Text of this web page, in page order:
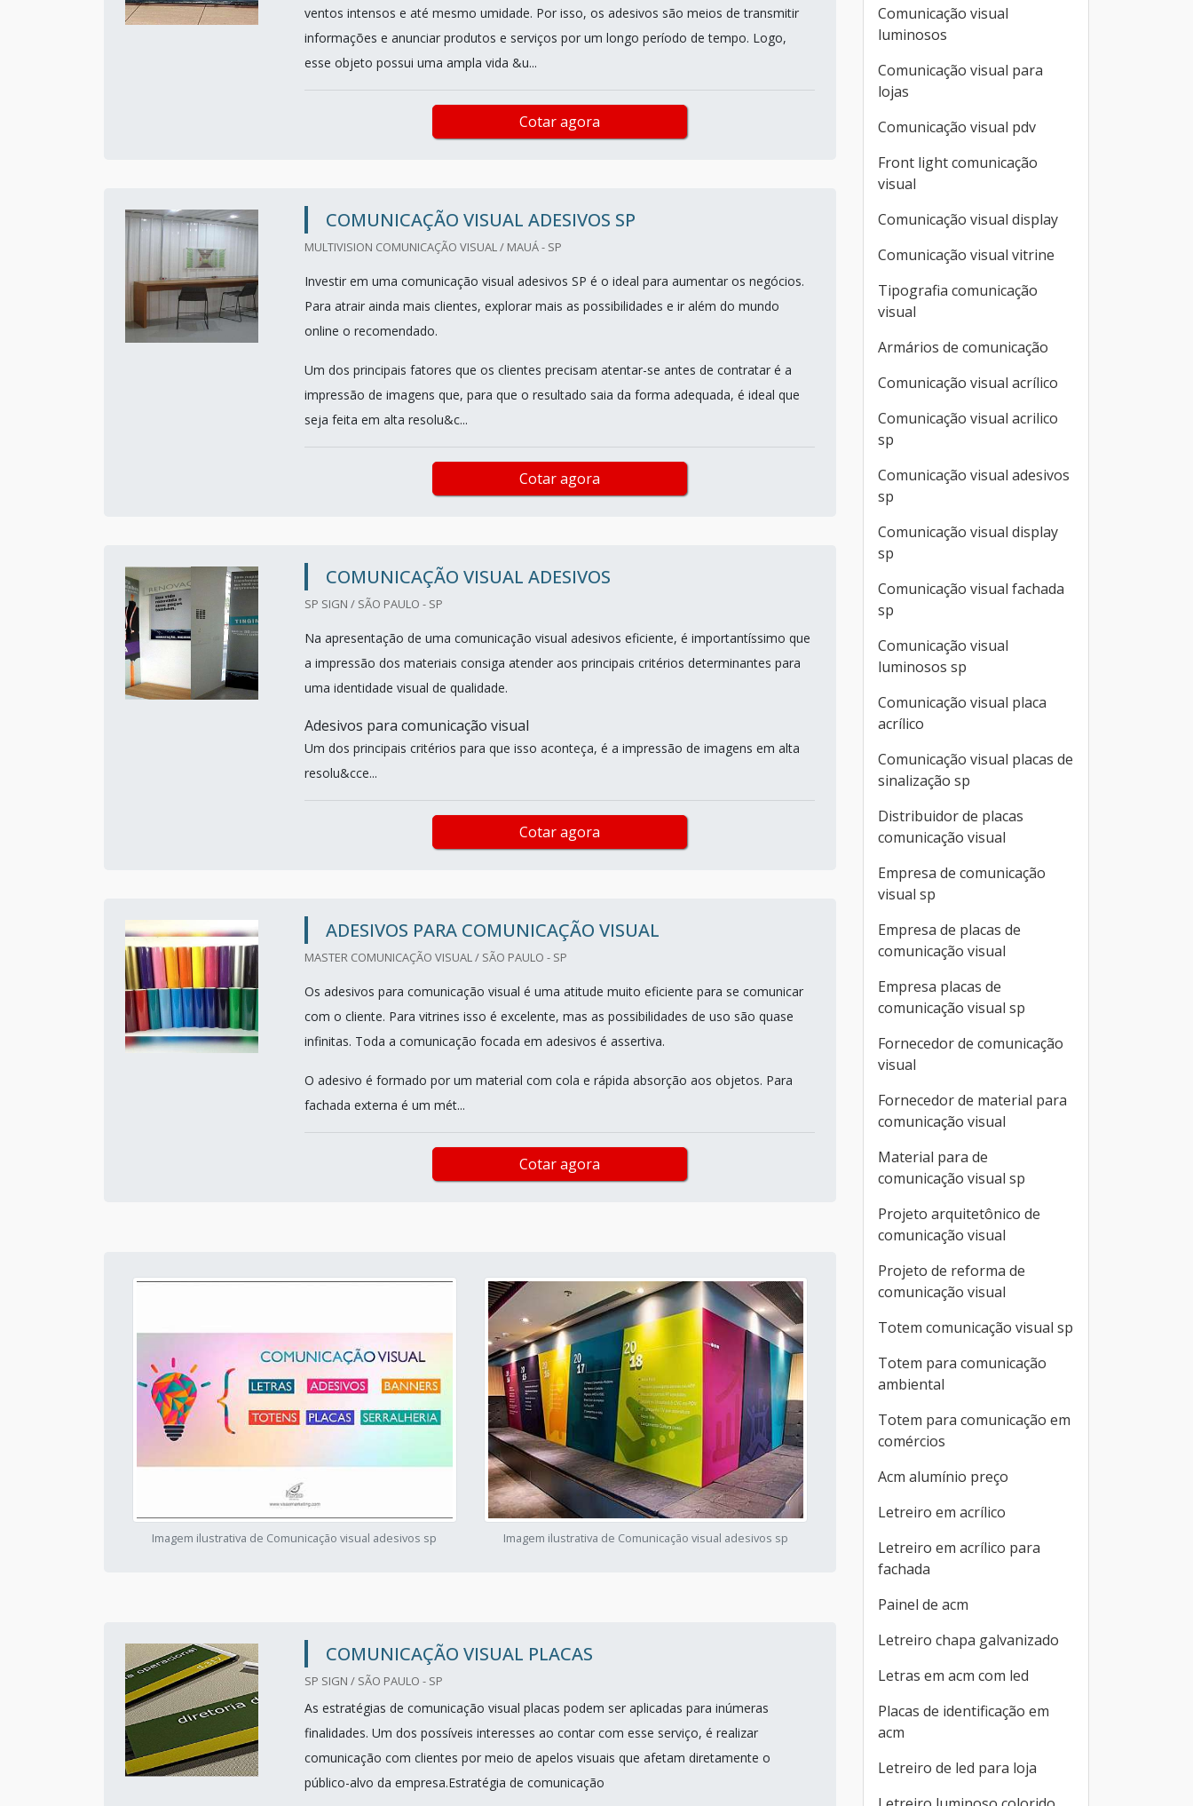
ventos intensos e até mesmo umidade. Por isso, os adesivos são meios de transmitir
informações e anunciar produtos e serviços por um longo período de tempo. Logo,
esse objeto possui uma ampla vida &u...
Cotar agora
COMUNICAÇÃO VISUAL ADESIVOS SP
MULTIVISION COMUNICAÇÃO VISUAL / MAUÁ - SP
Investir em uma comunicação visual adesivos SP é o ideal para aumentar os negócios.
Para atrair ainda mais clientes, explorar mais as possibilidades e ir além do mundo
online o recomendado.
Um dos principais fatores que os clientes precisam atentar-se antes de contratar é a
impressão de imagens que, para que o resultado saia da forma adequada, é ideal que
seja feita em alta resolu&c...
Cotar agora
COMUNICAÇÃO VISUAL ADESIVOS
SP SIGN / SÃO PAULO - SP
Na apresentação de uma comunicação visual adesivos eficiente, é importantíssimo que
a impressão dos materiais consiga atender aos principais critérios determinantes para
uma identidade visual de qualidade.
Adesivos para comunicação visual
Um dos principais critérios para que isso aconteça, é a impressão de imagens em alta
resolu&cce...
Cotar agora
ADESIVOS PARA COMUNICAÇÃO VISUAL
MASTER COMUNICAÇÃO VISUAL / SÃO PAULO - SP
Os adesivos para comunicação visual é uma atitude muito eficiente para se comunicar
com o cliente. Para vitrines isso é excelente, mas as possibilidades de uso são quase
infinitas. Toda a comunicação focada em adesivos é assertiva.
O adesivo é formado por um material com cola e rápida absorção aos objetos. Para
fachada externa é um mét...
Cotar agora
Imagem ilustrativa de Comunicação visual adesivos sp Imagem ilustrativa de Comunicação visual adesivos sp
COMUNICAÇÃO VISUAL PLACAS
SP SIGN / SÃO PAULO - SP
As estratégias de comunicação visual placas podem ser aplicadas para inúmeras
finalidades. Um dos possíveis interesses ao contar com esse serviço, é realizar
comunicação com clientes por meio de apelos visuais que afetam diretamente o
público-alvo da empresa.Estratégia de comunicação
Comunicação visual
luminosos
Comunicação visual para
lojas
Comunicação visual pdv
Front light comunicação
visual
Comunicação visual display
Comunicação visual vitrine
Tipografia comunicação
visual
Armários de comunicação
Comunicação visual acrílico
Comunicação visual acrilico
sp
Comunicação visual adesivos
sp
Comunicação visual display
sp
Comunicação visual fachada
sp
Comunicação visual
luminosos sp
Comunicação visual placa
acrílico
Comunicação visual placas de
sinalização sp
Distribuidor de placas
comunicação visual
Empresa de comunicação
visual sp
Empresa de placas de
comunicação visual
Empresa placas de
comunicação visual sp
Fornecedor de comunicação
visual
Fornecedor de material para
comunicação visual
Material para de
comunicação visual sp
Projeto arquitetônico de
comunicação visual
Projeto de reforma de
comunicação visual
Totem comunicação visual sp
Totem para comunicação
ambiental
Totem para comunicação em
comércios
Acm alumínio preço
Letreiro em acrílico
Letreiro em acrílico para
fachada
Painel de acm
Letreiro chapa galvanizado
Letras em acm com led
Placas de identificação em
acm
Letreiro de led para loja